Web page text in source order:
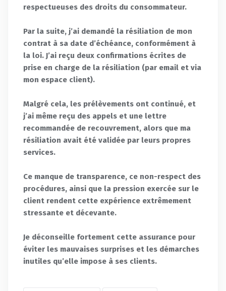
respectueuses des droits du consommateur.
Par la suite, j’ai demandé la résiliation de mon
contrat à sa date d’échéance, conformément à
la loi. J’ai reçu deux confirmations écrites de
prise en charge de la résiliation (par email et via
mon espace client).
Malgré cela, les prélèvements ont continué, et
j’ai même reçu des appels et une lettre
recommandée de recouvrement, alors que ma
résiliation avait été validée par leurs propres
services.
Ce manque de transparence, ce non-respect des
procédures, ainsi que la pression exercée sur le
client rendent cette expérience extrêmement
stressante et décevante.
Je déconseille fortement cette assurance pour
éviter les mauvaises surprises et les démarches
inutiles qu’elle impose à ses clients.